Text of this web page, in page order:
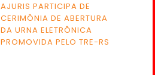
AJURIS PARTICIPA DE
CERIMÔNIA DE ABERTURA
DA URNA ELETRÔNICA
PROMOVIDA PELO TRE-RS